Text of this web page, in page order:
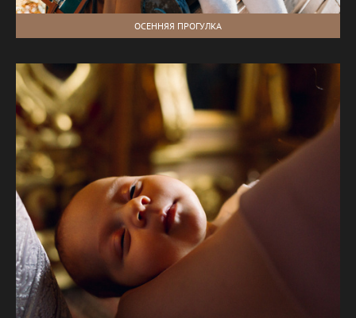
ОСЕННЯЯ ПРОГУЛКА